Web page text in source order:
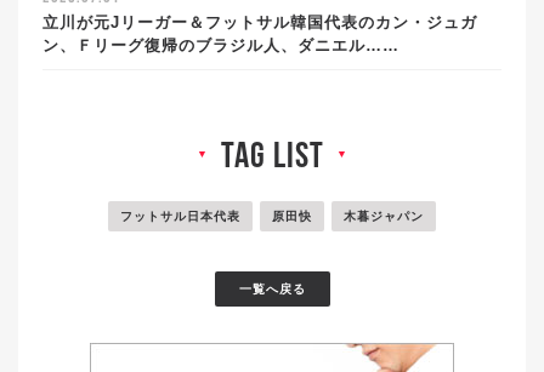
立川が元Jリーガー＆フットサル韓国代表のカン・ジュガ
ン、Ｆリーグ復帰のブラジル人、ダニエル……
▼ tag list ▼
フットサル日本代表 原田快 木暮ジャパン
一覧へ戻る